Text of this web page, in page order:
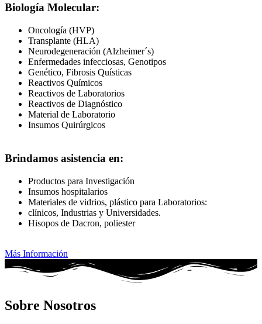
Biología Molecular:
Oncología (HVP)
Transplante (HLA)
Neurodegeneración (Alzheimer´s)
Enfermedades infecciosas, Genotipos
Genético, Fibrosis Quísticas
Reactivos Químicos
Reactivos de Laboratorios
Reactivos de Diagnóstico
Material de Laboratorio
Insumos Quirúrgicos
Brindamos asistencia en:
Productos para Investigación
Insumos hospitalarios
Materiales de vidrios, plástico para Laboratorios:
clínicos, Industrias y Universidades.
Hisopos de Dacron, poliester
Más Información
Sobre Nosotros